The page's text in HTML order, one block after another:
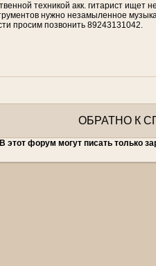
техникой акк. гитарист ищет
нужно незамыленное
просим позвонить 89243131042.
ОБРАТНО К
В этот форум могут писать только